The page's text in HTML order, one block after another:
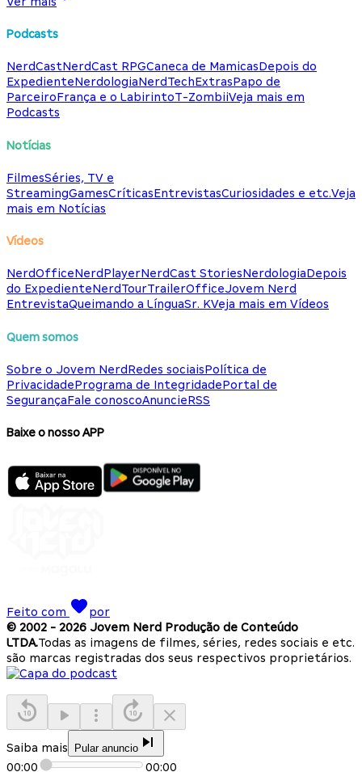
Podcasts
NerdCastNerdCast RPGCaneca de MamicasDepois do
ExpedienteNerdologiaNerdTechExtrasPapo de
ParceiroFrança e o LabirintoT-ZombiiVeja mais em
Podcasts
Notícias
FilmesSéries, TV e
StreamingGamesCríticasEntrevistasCuriosidades e etc.Veja
mais em Notícias
Vídeos
NerdOfficeNerdPlayerNerdCast StoriesNerdologiaDepois
do ExpedienteNerdTourTrailerOfficeJovem Nerd
EntrevistaQueimando a LínguaSr. KVeja mais em Vídeos
Quem somos
Sobre o Jovem NerdRedes sociaisPolítica de
PrivacidadePrograma de IntegridadePortal de
SegurançaFale conoscoAnuncieRSS
Baixe o nosso APP
Feito com
por
© 2002 - 2026 Jovem Nerd Produção de Conteúdo
LTDA.Todas as imagens de filmes, séries, redes sociais e etc.
são marcas registradas dos seus respectivos proprietários.
Saiba mais Pular anuncio
00:00 00:00